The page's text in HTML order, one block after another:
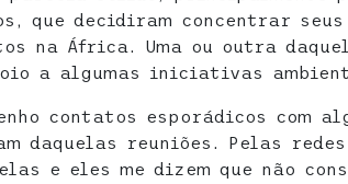
que decidiram concentrar
na África. Uma ou outra
a algumas iniciativas
contatos esporádicos com
daquelas reuniões. Pelas
e eles me dizem que não